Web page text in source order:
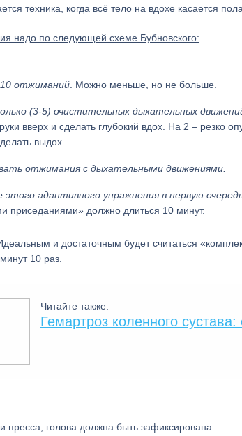
техника, когда всё тело на вдохе касается пола.
надо по следующей схеме Бубновского:
отжиманий . Можно меньше, но не больше.
(3-5) очистительных дыхательных
вверх и сделать глубокий вдох. На 2 – резко
выдох.
отжимания с дыхательными движениями.
этого адаптивного упражнения в первую
приседаниями» должно длиться 10 минут.
и достаточным будет считаться
10 раз.
Читайте также:
Гемартроз коленного